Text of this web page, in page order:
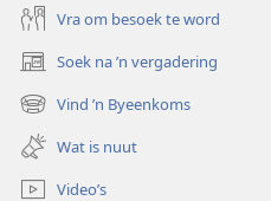
Vra om besoek te word
Soek na ’n vergadering
(maak
nuwe
venster
oop)
Vind ’n Byeenkoms
(maak
nuwe
venster
oop)
Wat is nuut
Video’s